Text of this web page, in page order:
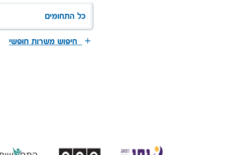
כל התחומים
חיפוש משרות חופשי